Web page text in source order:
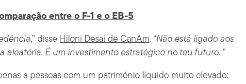
entre o F-1 e o EB-5
,” disse Hiloni Desai de CanAm. “Não está ligado aos
aleatória. É um investimento estratégico no teu futuro. ”
a pessoas com um património líquido muito elevado: